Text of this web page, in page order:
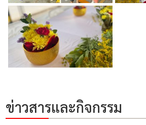
ข่าวสารและกิจกรรม